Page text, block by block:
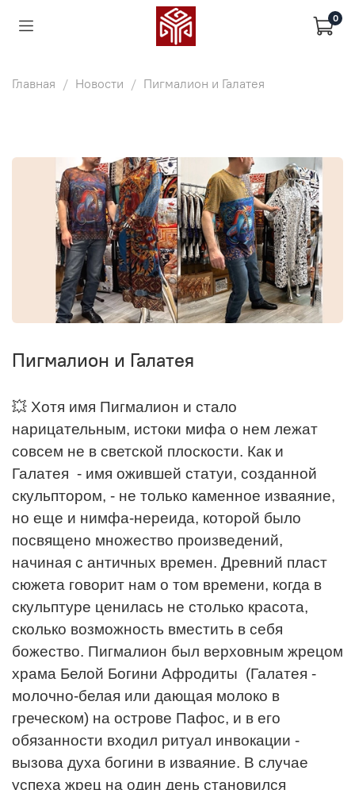
0
Главная Новости Пигмалион и Галатея
Пигмалион и Галатея
💥 Хотя имя Пигмалион и стало
нарицательным, истоки мифа о нем лежат
совсем не в светской плоскости. Как и
Галатея - имя ожившей статуи, созданной
скульптором, - не только каменное изваяние,
но еще и нимфа-нереида, которой было
посвящено множество произведений,
начиная с античных времен. Древний пласт
сюжета говорит нам о том времени, когда в
скульптуре ценилась не столько красота,
сколько возможность вместить в себя
божество. Пигмалион был верховным жрецом
храма Белой Богини Афродиты (Галатея -
молочно-белая или дающая молоко в
греческом) на острове Пафос, и в его
обязанности входил ритуал инвокации -
вызова духа богини в изваяние. В случае
успеха жрец на один день становился